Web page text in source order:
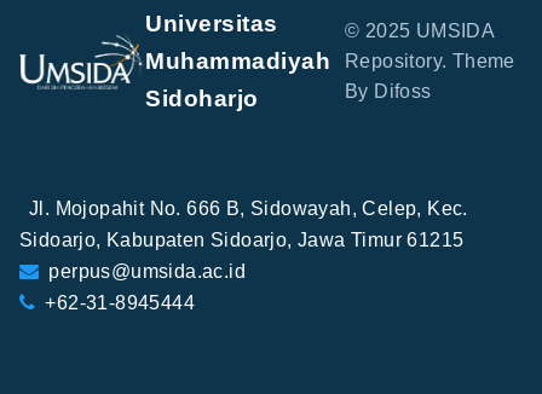
Universitas
Muhammadiyah
Sidoharjo
© 2025 UMSIDA
Repository. Theme
By Difoss
Jl. Mojopahit No. 666 B, Sidowayah, Celep, Kec.
Sidoarjo, Kabupaten Sidoarjo, Jawa Timur 61215
perpus@umsida.ac.id
+62-31-8945444